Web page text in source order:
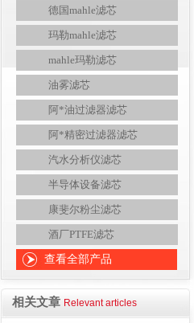
德国mahle滤芯
玛勒mahle滤芯
mahle玛勒滤芯
油雾滤芯
阿*油过滤器滤芯
阿*精密过滤器滤芯
汽水分析仪滤芯
半导体设备滤芯
康斐尔粉尘滤芯
酒厂PTFE滤芯
查看全部产品
相关文章 Relevant articles